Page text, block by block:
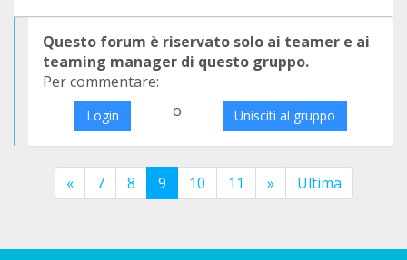
Questo forum è riservato solo ai teamer e ai
teaming manager di questo gruppo.
Per commentare:
Login o Unisciti al gruppo
« 7 8 9 10 11 » Ultima